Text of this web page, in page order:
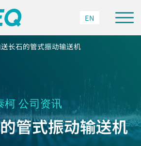
EN
长石的管式振动输送机
柯 公司资讯
管式振动输送机